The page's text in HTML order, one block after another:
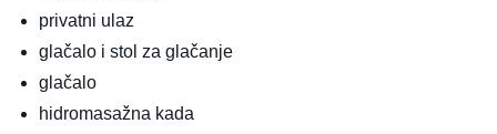
privatni ulaz
glačalo i stol za glačanje
glačalo
hidromasažna kada